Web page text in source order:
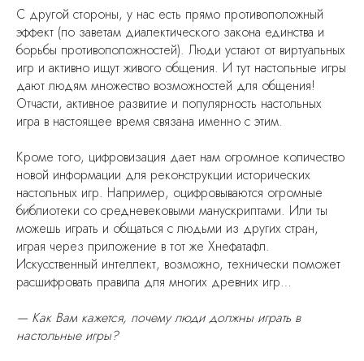
С другой стороны, у нас есть прямо противоположный
эффект (по заветам диалектического закона единства и
борьбы противоположностей). Люди устают от виртуальных
игр и активно ищут живого общения. И тут настольные игры
дают людям множество возможностей для общения!
Отчасти, активное развитие и популярность настольных
игра в настоящее время связана именно с этим.
Кроме того, цифровизация дает нам огромное количество
новой информации для реконструкции исторических
настольных игр. Например, оцифровываются огромные
библиотеки со средневековыми манускриптами. Или ты
можешь играть и общаться с людьми из других стран,
играя через приложение в тот же Хнефатафл.
Искусственный интеллект, возможно, технически поможет
расшифровать правила для многих древних игр…
— Как Вам кажется, почему люди должны играть в
настольные игры?